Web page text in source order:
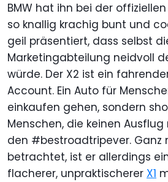
BMW hat ihn bei der
so knallig krachig bunt und
geil präsentiert, dass selbst
Marketingabteilung neidvoll
würde. Der X2 ist ein
Account. Ein Auto für
einkaufen gehen, sondern
Menschen, die keinen
den #bestroadtripever. Ganz
betrachtet, ist er allerdings
flacherer, unpraktischerer X1